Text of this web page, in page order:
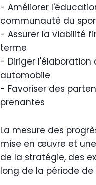
- Améliorer
communauté du
- Assurer la viabilité
terme
- Diriger
automobile
- Favoriser des
prenantes
La mesure des
mise en œuvre et
de la stratégie, des
long de la période de